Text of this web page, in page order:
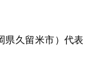
県久留米市）代表